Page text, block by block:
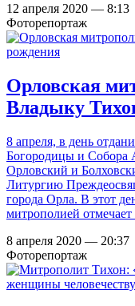
12 апреля 2020 — 8:13
Фоторепортаж
Орловская
Владыку
8 апреля, в день
Богородицы и Собора
Орловский и
Литургию
города Орла. В этот
митрополией отмечает
8 апреля 2020 — 20:37
Фоторепортаж